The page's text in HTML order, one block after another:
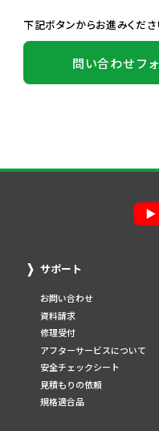
下記ボタンからお進みくださ
問い合わせフ
サポート
お問い合わせ
資料請求
修理受付
アフターサービスについて
安全チェックシート
見積もりの依頼
規格適合品